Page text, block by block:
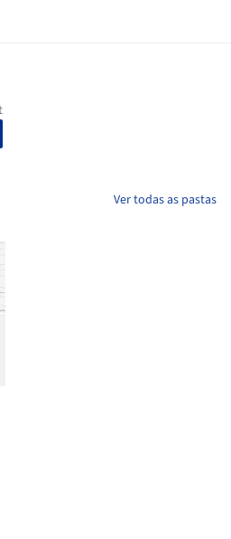
Ver todas as pastas